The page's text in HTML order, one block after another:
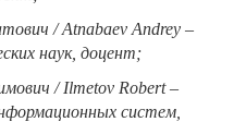
/ Atnabaev Andrey –
наук, доцент;
/ Ilmetov Robert –
систем,